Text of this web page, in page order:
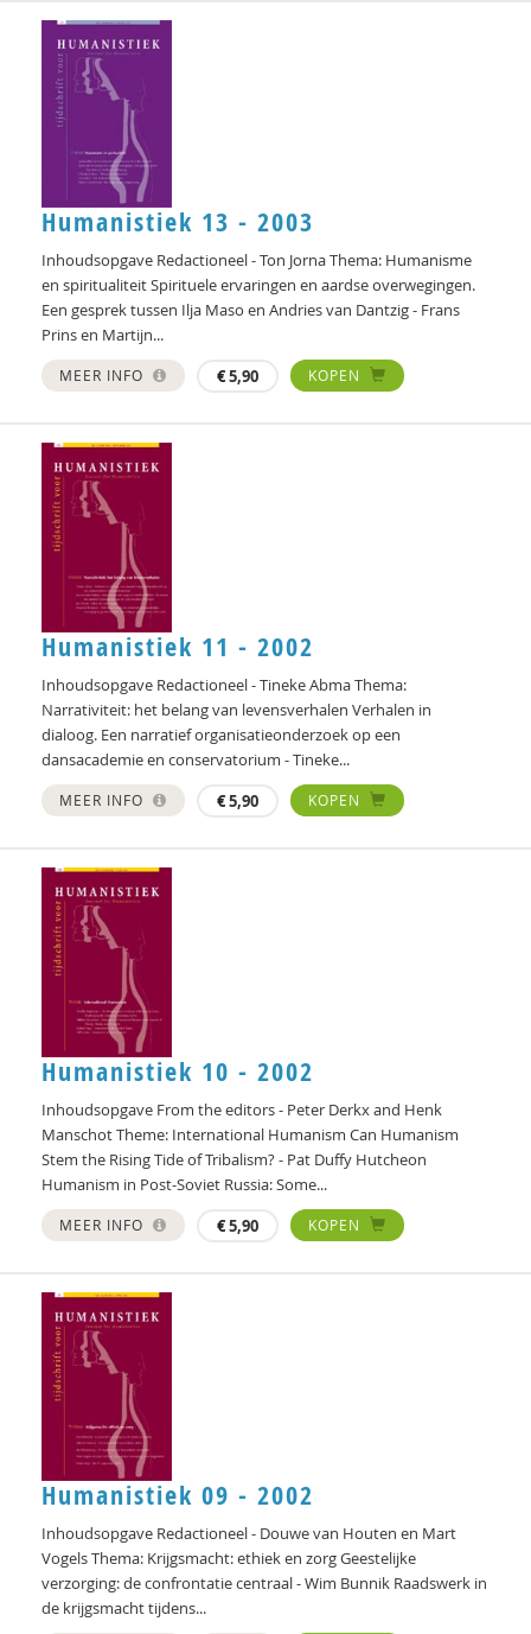
Clementine Degener
Peter Derkx
Gerda van Dijk
Marlijn Dingshoff
Elizabeth van Dis
Joep Dohmen
Simone van Dongen
Olivier van Donk
Hanke Drop
Joachim Duyndam
Didier Fassin
Saar Frieling
Olaf Galisch
Bert Gasenbeek
Kees Greven
Jason Heap
Kees Hellingman
Christoph Henning
Bart Hetebrij
Felix van Hoften
Henriette Hoogenkamp
Rik Hospers
Marjan Houkes
Yuk Hui
Hester IJsseling
Pieter Ippel
Nienke van Ittersum
Gaby Jacobs
Rienk Janssens
Karlijn de Jong
Ton Jorna
Humanistiek 13 - 2003
Inhoudsopgave Redactioneel - Ton Jorna Thema: Humanisme
en spiritualiteit Spirituele ervaringen en aardse overwegingen.
Een gesprek tussen Ilja Maso en Andries van Dantzig - Frans
Prins en Martijn...
MEER INFO €5,90 KOPEN
Humanistiek 11 - 2002
Inhoudsopgave Redactioneel - Tineke Abma Thema:
Narrativiteit: het belang van levensverhalen Verhalen in
dialoog. Een narratief organisatieonderzoek op een
dansacademie en conservatorium - Tineke...
MEER INFO €5,90 KOPEN
Humanistiek 10 - 2002
Inhoudsopgave From the editors - Peter Derkx and Henk
Manschot Theme: International Humanism Can Humanism
Stem the Rising Tide of Tribalism? - Pat Duffy Hutcheon
Humanism in Post-Soviet Russia: Some...
MEER INFO €5,90 KOPEN
Humanistiek 09 - 2002
Inhoudsopgave Redactioneel - Douwe van Houten en Mart
Vogels Thema: Krijgsmacht: ethiek en zorg Geestelijke
verzorging: de confrontatie centraal - Wim Bunnik Raadswerk in
de krijgsmacht tijdens...